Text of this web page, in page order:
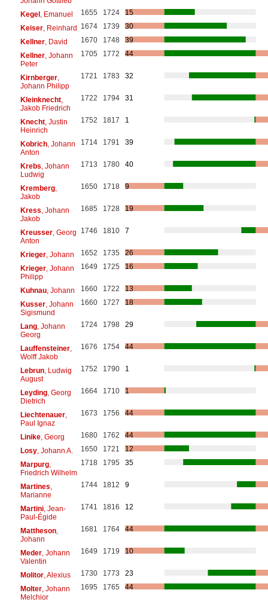
Kegel, Emanuel 1655 1724
15
Keiser, Reinhard 1674 1739
30
Kellner, David 1670 1748
39
Kellner, Johann
Peter
1705 1772 44
Kirnberger,
Johann Philipp
1721 1783 32
Kleinknecht,
Jakob Friedrich
1722 1794 31
Knecht, Justin
Heinrich
1752 1817 1
Kobrich, Johann
Anton
1714 1791 39
Krebs , Johann
Ludwig
1713 1780 40
Kremberg,
Jakob
1650 1718 9
Kress , Johann
Jakob
1685 1728 19
Kreusser, Georg
Anton
1746 1810 7
Krieger, Johann 1652 1735
26
Krieger, Johann
Philipp
1649 1725 16
Kuhnau, Johann 1660 1722
13
Kusser, Johann
Sigismund
1660 1727 18
Lang, Johann
Georg
1724 1798 29
Lauffensteiner,
Wolff Jakob
1676 1754 44
Lebrun, Ludwig
August
1752 1790 1
Leyding, Georg
Dietrich
1664 1710 1
Liechtenauer,
Paul Ignaz
1673 1756 44
Linike, Georg 1680 1762
44
Losy, Johann A. 1650 1721
12
Marpurg,
Friedrich Wilhelm
1718 1795 35
Martines
Marianne
1744 1812 9
Martini, Jean-
Paul-Égide
1741 1816 12
Mattheson,
Johann
1681 1764 44
Meder, Johann
Valentin
1649 1719 10
Molitor, Alexius 1730 1773
23
Molter, Johann
Melchior
1695 1765 44